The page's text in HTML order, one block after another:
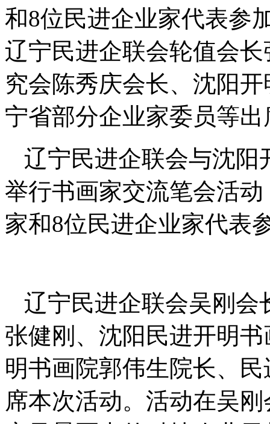
和8位民进企业家代表参
辽宁民进企联会轮值会
究会陈秀庆会长、沈阳
宁省部分企业家委员等
辽宁民进企联会与沈阳
举行书画家交流笔会活
家和8位民进企业家代表
辽宁民进企联会吴刚会
张健刚、沈阳民进开明
明书画院郭伟生院长、
席本次活动。活动在吴